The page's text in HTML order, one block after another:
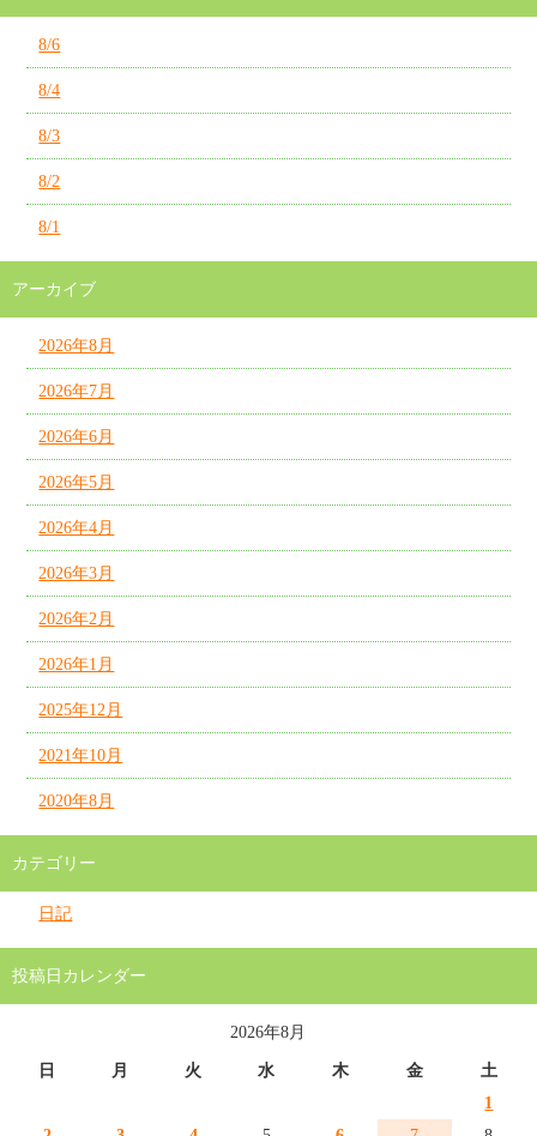
8/6
8/4
8/3
8/2
8/1
アーカイブ
2026年8月
2026年7月
2026年6月
2026年5月
2026年4月
2026年3月
2026年2月
2026年1月
2025年12月
2021年10月
2020年8月
カテゴリー
日記
投稿日カレンダー
2026年8月
日 月 火 水 木 金
土
1